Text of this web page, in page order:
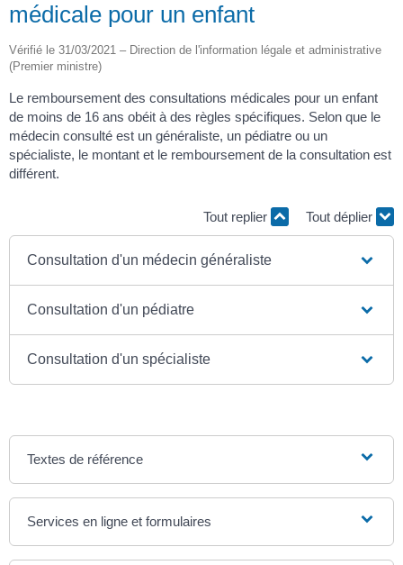
médicale pour un enfant
Vérifié le 31/03/2021 – Direction de l'information légale et administrative
(Premier ministre)
Le remboursement des consultations médicales pour un enfant
de moins de 16 ans obéit à des règles spécifiques. Selon que le
médecin consulté est un généraliste, un pédiatre ou un
spécialiste, le montant et le remboursement de la consultation est
différent.
Tout replier Tout déplier
Consultation d'un médecin généraliste
Consultation d'un pédiatre
Consultation d'un spécialiste
Textes de référence
Services en ligne et formulaires